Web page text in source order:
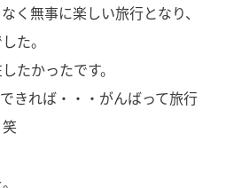
く無事に楽しい旅行となり、
た。
たかったです。
きれば・・・がんばって旅行